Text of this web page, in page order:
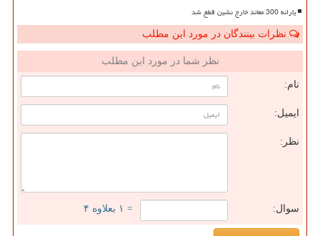
یارانه 300 معاند خارج نشین قطع شد
نظرات بینندگان در مورد این مطلب
نظر شما در مورد این مطلب
نام:
ایمیل:
نظر:
سوال: = ۱ بعلاوه ۴